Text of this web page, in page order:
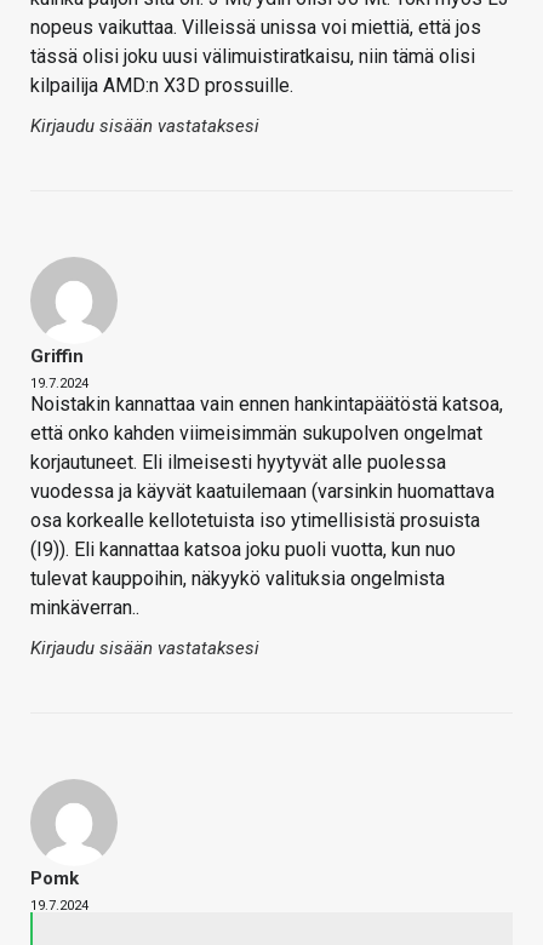
nopeus vaikuttaa. Villeissä unissa voi miettiä, että jos
tässä olisi joku uusi välimuistiratkaisu, niin tämä olisi
kilpailija AMD:n X3D prossuille.
Kirjaudu sisään vastataksesi
Griffin
19.7.2024
Noistakin kannattaa vain ennen hankintapäätöstä katsoa,
että onko kahden viimeisimmän sukupolven ongelmat
korjautuneet. Eli ilmeisesti hyytyvät alle puolessa
vuodessa ja käyvät kaatuilemaan (varsinkin huomattava
osa korkealle kellotetuista iso ytimellisistä prosuista
(I9)). Eli kannattaa katsoa joku puoli vuotta, kun nuo
tulevat kauppoihin, näkyykö valituksia ongelmista
minkäverran..
Kirjaudu sisään vastataksesi
Pomk
19.7.2024